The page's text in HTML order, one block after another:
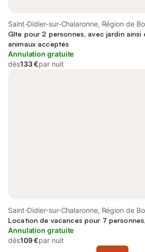
Saint-Didier-sur-Chalaronne, Région de
Gîte pour 2 personnes, avec jardin ainsi
animaux acceptés
Annulation gratuite
dès133 €par nuit
Saint-Didier-sur-Chalaronne, Région de
Location de vacances pour 7
Annulation gratuite
dès109 €par nuit